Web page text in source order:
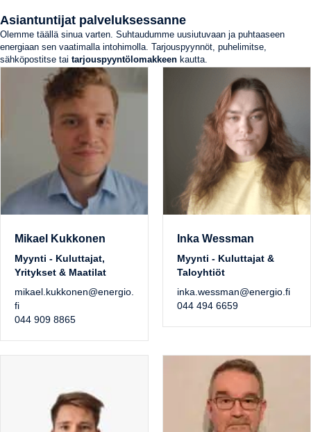
Asiantuntijat palveluksessanne
Olemme täällä sinua varten. Suhtaudumme uusiutuvaan ja puhtaaseen
energiaan sen vaatimalla intohimolla. Tarjouspyynnöt, puhelimitse,
sähköpostitse tai tarjouspyyntölomakkeen kautta.
Mikael Kukkonen
Myynti - Kuluttajat,
Yritykset & Maatilat
mikael.kukkonen@energio.
fi
044 909 8865
Inka Wessman
Myynti - Kuluttajat &
Taloyhtiöt
inka.wessman@energio.fi
044 494 6659